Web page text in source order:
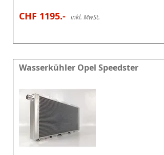
CHF 1195.- inkl. MwSt.
Wasserkühler Opel Speedster